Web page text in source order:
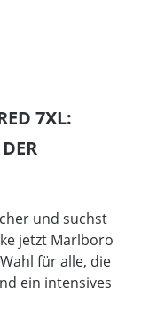
7XL:
und suchst
jetzt Marlboro
für alle, die
ein intensives